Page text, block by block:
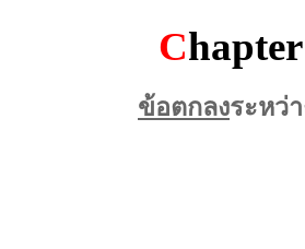
C
ข้อตกลงระหว่า